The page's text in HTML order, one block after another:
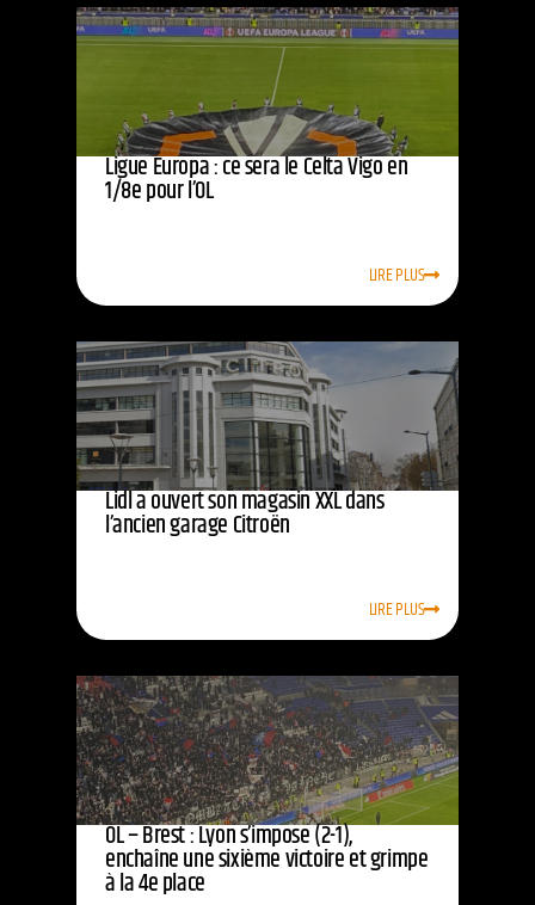
Ligue Europa : ce sera le Celta Vigo en
1/8e pour l’OL
LIRE PLUS
Lidl a ouvert son magasin XXL dans
l’ancien garage Citroën
LIRE PLUS
OL – Brest : Lyon s’impose (2-1),
enchaîne une sixième victoire et grimpe
à la 4e place